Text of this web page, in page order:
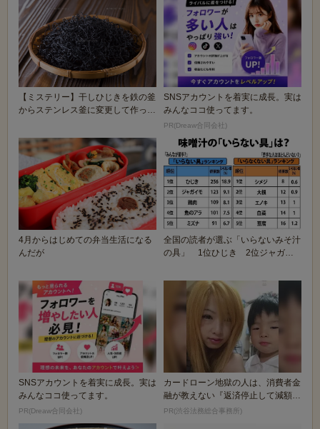
【ミステリー】干しひじきを鉄の釜
からステンレス釜に変更して作った
SNSアカウントを着実に成長。実は
みんなココ使ってます。
PR(Dreaw合同会社)
4月からはじめての弁当生活になる
んだが
全国の読者が選ぶ「いらないみそ汁
の具」 1位ひじき 2位ジャガイ
SNSアカウントを着実に成長。実は
みんなココ使ってます。
PR(Dreaw合同会社)
カードローン地獄の人は、消費者金
融が教えない『返済停止して減額・
免除する方法』で...
PR(渋谷法務総合事務所)